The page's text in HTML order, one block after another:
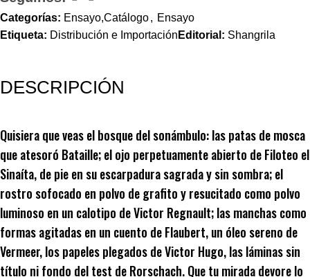
Categorías: Ensayo,Catálogo, Ensayo
Etiqueta: Distribución e Importación Editorial: Shangrila
DESCRIPCIÓN
Quisiera que veas el bosque del sonámbulo: las patas de mosca
que atesoró Bataille; el ojo perpetuamente abierto de Filoteo el
Sinaíta, de pie en su escarpadura sagrada y sin sombra; el
rostro sofocado en polvo de grafito y resucitado como polvo
luminoso en un calotipo de Victor Regnault; las manchas como
formas agitadas en un cuento de Flaubert, un óleo sereno de
Vermeer, los papeles plegados de Victor Hugo, las láminas sin
título ni fondo del test de Rorschach. Que tu mirada devore lo